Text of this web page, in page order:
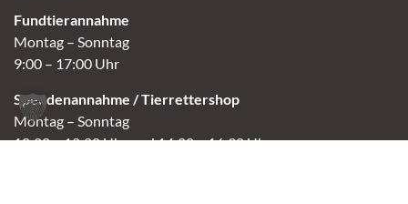
Fundtierannahme
Montag – Sonntag
9:00 – 17:00 Uhr
Spendenannahme / Tierrettershop
Montag – Sonntag
10:00 – 12:00 Uhr und 14:00 – 16:30 Uhr